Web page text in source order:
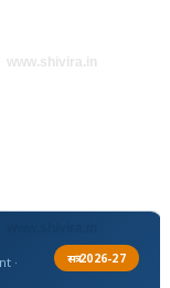
·
सत्र 2026-27
www.shivira.in